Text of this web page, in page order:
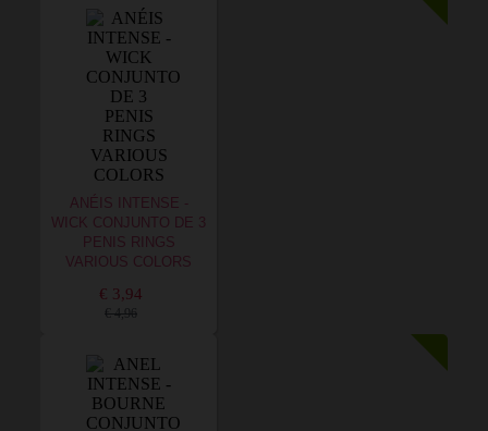
ANÉIS INTENSE -
WICK CONJUNTO DE 3
PENIS RINGS
VARIOUS COLORS
€ 3,94
€ 4,96